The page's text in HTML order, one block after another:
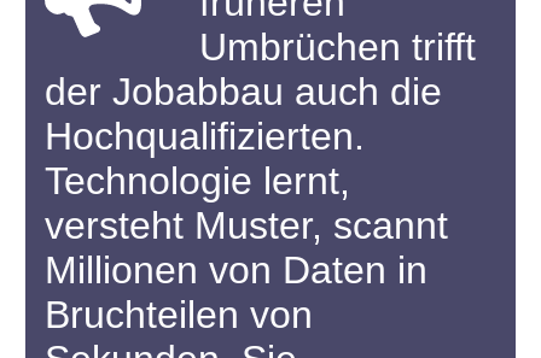
Umbrüchen trifft
der Jobabbau auch die
Hochqualifizierten.
Technologie lernt,
versteht Muster, scannt
Millionen von Daten in
Bruchteilen von